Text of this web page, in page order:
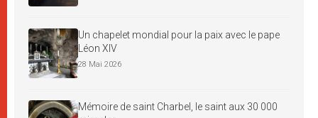
Un chapelet mondial pour la paix avec le pape
Léon XIV
28 Mai 2026
Mémoire de saint Charbel, le saint aux 30 000